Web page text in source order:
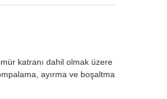
katranı dahil olmak üzere
ayırma ve boşaltma